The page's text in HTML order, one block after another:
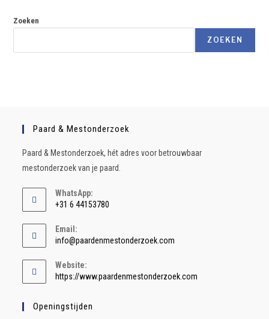
Zoeken
ZOEKEN
Paard & Mestonderzoek
Paard & Mestonderzoek, hét adres voor betrouwbaar
mestonderzoek van je paard.
WhatsApp:
+31 6 44153780
Email:
info@paardenmestonderzoek.com
Website:
https://www.paardenmestonderzoek.com
Openingstijden